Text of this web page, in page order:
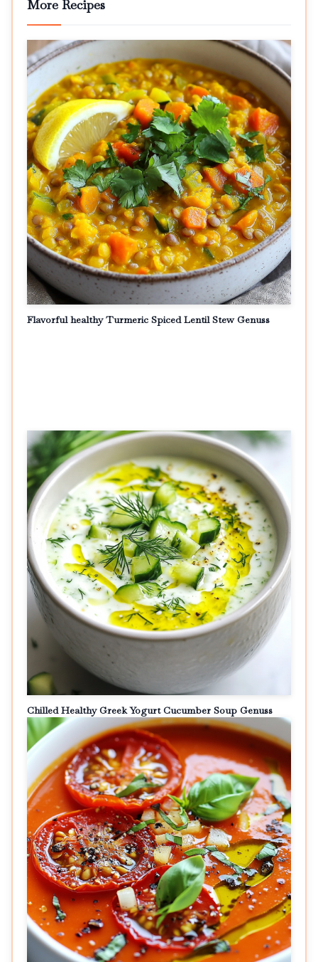
More Recipes
Flavorful healthy Turmeric Spiced Lentil Stew Genuss
Chilled Healthy Greek Yogurt Cucumber Soup Genuss